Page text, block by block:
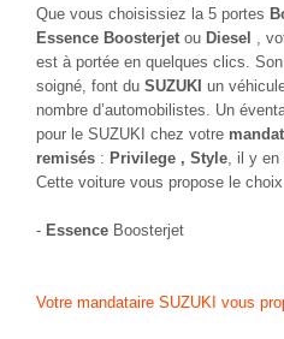
Que vous choisissiez la 5 portes
Essence Boosterjet ou Diesel
,
est à portée en quelques clics.
soigné, font du SUZUKI un
nombre d’automobilistes. Un
pour le SUZUKI chez votre
remisés : Privilege , Style , il y
Cette voiture vous propose le
- Essence Boosterjet
Votre mandataire SUZUKI vous